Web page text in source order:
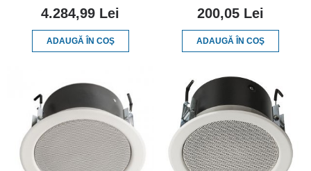
4.284,99 Lei
ADAUGĂ ÎN COŞ
200,05 Lei
ADAUGĂ ÎN COŞ